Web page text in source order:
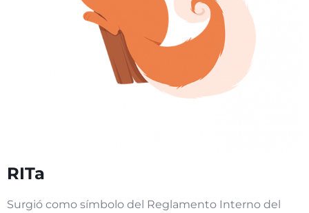
RITa
Surgió como símbolo del Reglamento Interno del